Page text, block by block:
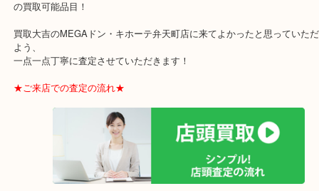
・ご成約後の営業電話は一切なし！
・お買取後のアンケートやDMなども一切なし！
・ドン・キホーテと提携しており、駐車場無料サービスがあります
の来店も安心！
・貴金属やブランド品などのお品以外にも切手や骨董品・家電など
買取大吉のMEGAドン・キホーテ弁天町店に来てよかったと思って
一点一点丁寧に査定させていただきます！